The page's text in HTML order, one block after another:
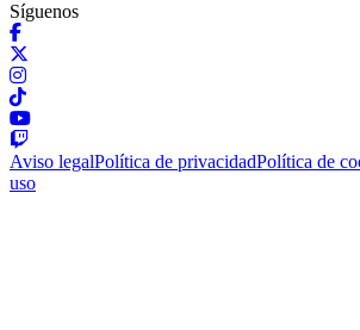
Síguenos
Aviso legalPolítica de privacidadPolítica de
uso